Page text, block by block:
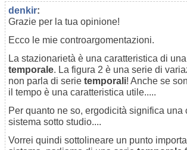
denkir:
Grazie per la tua opinione!
Ecco le mie controargomentazioni.
La stazionarietà è una caratteristica di
temporale. La figura 2 è una serie di
non parla di serie temporali! Anche se
il tempo è una caratteristica utile.....
Per quanto ne so, ergodicità significa una
sistema sotto studio....
Vorrei quindi sottolineare un punto